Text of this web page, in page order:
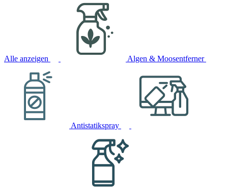
Alle anzeigen Algen & Moosentferner
Antistatikspray